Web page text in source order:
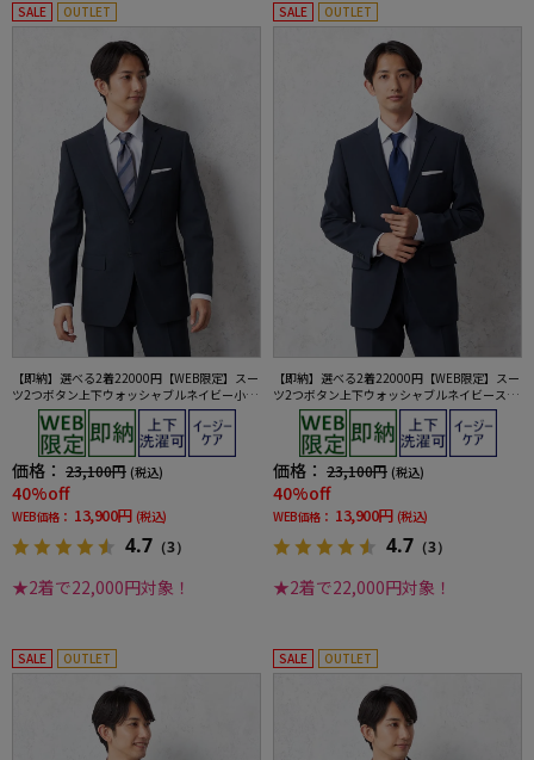
SALE OUTLET
【即納】選べる2着22000円【WEB限定】スー
ツ2つボタン上下ウォッシャブルネイビー小柄
3シーズン対応
価格： 23,100円 (税込)
40%off
WEB価格： 13,900円 (税込)
4.7 （3）
★2着で22,000円対象！
SALE OUTLET
【即納】選べる2着22000円【WEB限定】スー
ツ2つボタン上下ウォッシャブルネイビースト
ライプ3シーズン対応
価格： 23,100円 (税込)
40%off
WEB価格： 13,900円 (税込)
4.7 （3）
★2着で22,000円対象！
SALE OUTLET SALE OUTLET